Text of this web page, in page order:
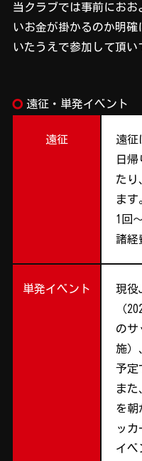
当クラブでは事前にお
いお金が掛かるのか明
いたうえで参加して頂い
trip_origin 遠征・単発イベント
遠征
遠征
日
たり
ます
1回
諸経
単発イベント
現役
（
のサ
施）
予定
また
を朝
ッ
イベ